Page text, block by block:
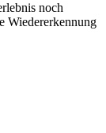
noch
Wiedererkennung